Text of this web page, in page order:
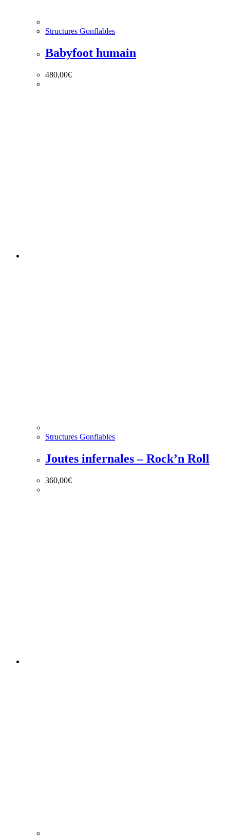
Structures Gonflables
Babyfoot humain
480,00€
Structures Gonflables
Joutes infernales – Rock’n Roll
360,00€